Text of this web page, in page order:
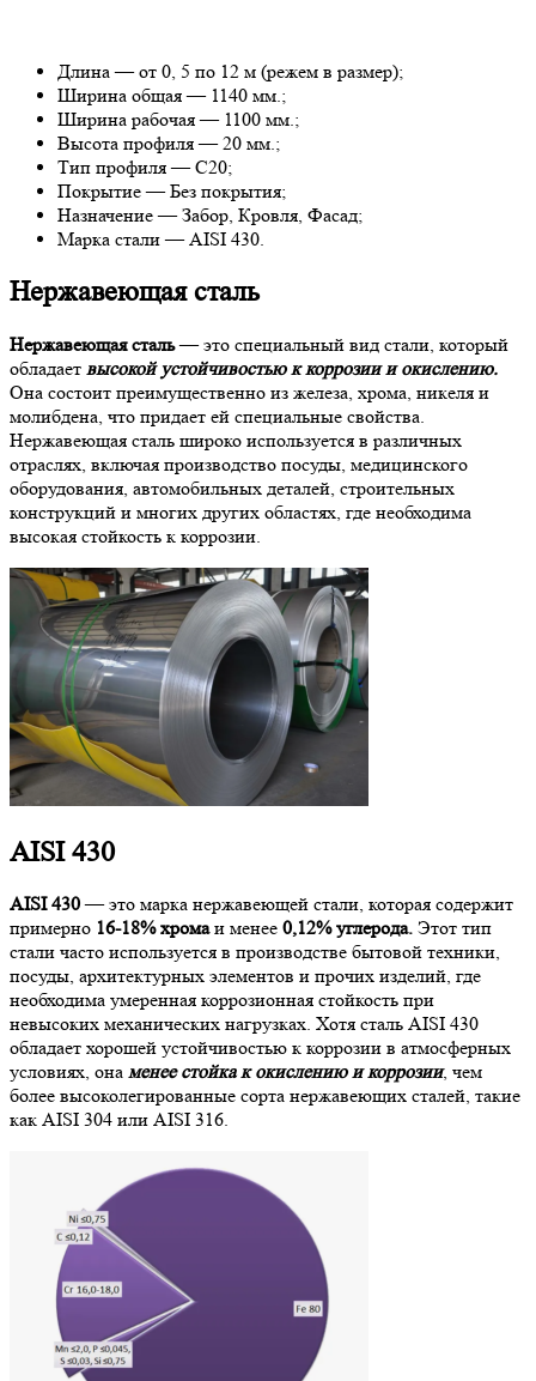
Длина — от 0, 5 по 12 м (режем в размер);
Ширина общая — 1140 мм.;
Ширина рабочая — 1100 мм.;
Высота профиля — 20 мм.;
Тип профиля — С20;
Покрытие — Без покрытия;
Назначение — Забор, Кровля, Фасад;
Марка стали — AISI 430.
Нержавеющая сталь
Нержавеющая сталь— это специальный вид стали, который
обладает высокой устойчивостью к коррозии и окислению.
Она состоит преимущественно из железа, хрома, никеля и
молибдена, что придает ей специальные свойства.
Нержавеющая сталь широко используется в различных
отраслях, включая производство посуды, медицинского
оборудования, автомобильных деталей, строительных
конструкций и многих других областях, где необходима
высокая стойкость к коррозии.
AISI 430
AISI 430— это марка нержавеющей стали, которая содержит
примерно 16-18% хромаи менее 0,12% углерода. Этот тип
стали часто используется в производстве бытовой техники,
посуды, архитектурных элементов и прочих изделий, где
необходима умеренная коррозионная стойкость при
невысоких механических нагрузках. Хотя сталь AISI 430
обладает хорошей устойчивостью к коррозии в атмосферных
условиях, она менее стойка к окислению и коррозии, чем
более высоколегированные сорта нержавеющих сталей, такие
как AISI 304 или AISI 316.